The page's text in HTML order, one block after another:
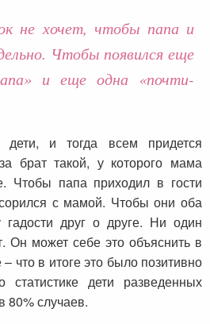
не хочет, чтобы папа и
Чтобы появился еще
и еще одна «почти-
и тогда всем придется
брат такой, у которого мама
Чтобы папа приходил в гости
с мамой. Чтобы они оба
гадости друг о друге. Ни один
Он может себе это объяснить в
что в итоге это было позитивно
дети разведенных
80% случаев.